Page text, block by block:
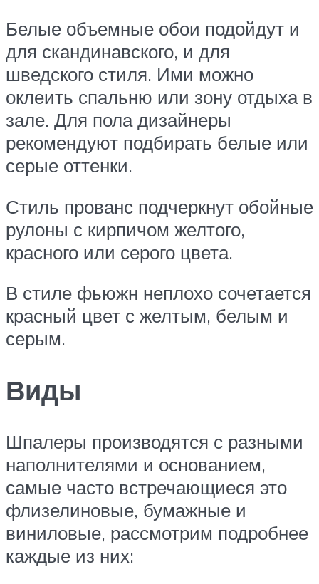
Белые объемные обои подойдут и
для скандинавского, и для
шведского стиля. Ими можно
оклеить спальню или зону отдыха в
зале. Для пола дизайнеры
рекомендуют подбирать белые или
серые оттенки.
Стиль прованс подчеркнут обойные
рулоны с кирпичом желтого,
красного или серого цвета.
В стиле фьюжн неплохо сочетается
красный цвет с желтым, белым и
серым.
Виды
Шпалеры производятся с разными
наполнителями и основанием,
самые часто встречающиеся это
флизелиновые, бумажные и
виниловые, рассмотрим подробнее
каждые из них: